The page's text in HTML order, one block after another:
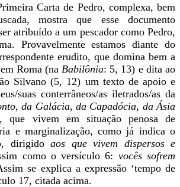
Carta de Pedro, complexa, bem
mostra que esse documento
atribuído a um pescador como Pedro,
Provavelmente estamos diante do
erudito, que domina bem a
Roma (na Babilônia: 5, 13) e dita ao
Silvano (5, 12) um texto de apoio e
suas conterrâneos/as iletrados/as da
da Galácia, da Capadócia, da Ásia
que vivem em situação penosa de
e marginalização, como já indica o
dirigidoaos que vivem dispersos e
como o versículo 6: vocês sofrem
se explica a expressão ‘tempo de
17, citada acima.